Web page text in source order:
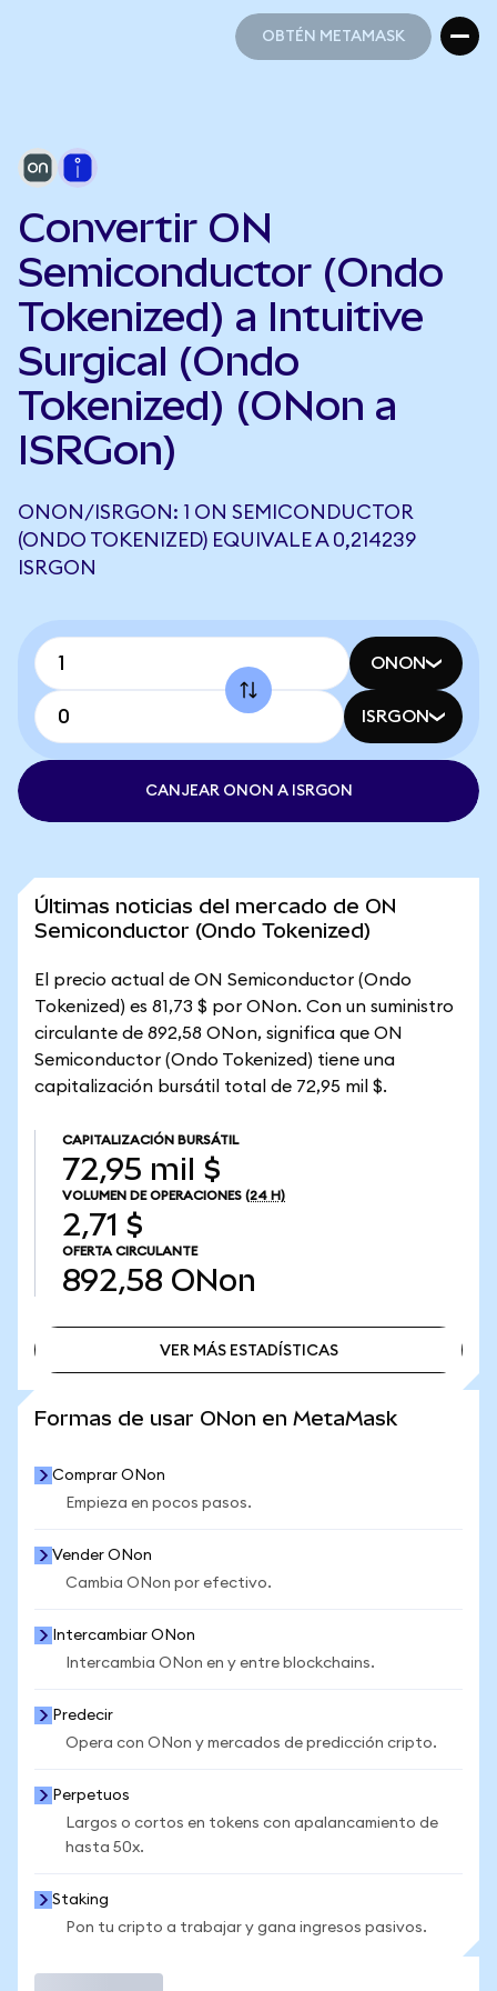
OBTÉN METAMASK
Convertir ON
Semiconductor (Ondo
Tokenized) a Intuitive
Surgical (Ondo
Tokenized) (ONon a
ISRGon)
ONON/ISRGON: 1 ON SEMICONDUCTOR
(ONDO TOKENIZED) EQUIVALE A 0,214239
ISRGON
ONON
ISRGON
CANJEAR ONON A ISRGON
Últimas noticias del mercado de ON
Semiconductor (Ondo Tokenized)
El precio actual de ON Semiconductor (Ondo
Tokenized) es 81,73 $ por ONon. Con un suministro
circulante de 892,58 ONon, significa que ON
Semiconductor (Ondo Tokenized) tiene una
capitalización bursátil total de 72,95 mil $.
CAPITALIZACIÓN BURSÁTIL
72,95 mil $
VOLUMEN DE OPERACIONES (24 H)
2,71 $
OFERTA CIRCULANTE
892,58 ONon
VER MÁS ESTADÍSTICAS
Formas de usar ONon en MetaMask
Comprar ONon
Empieza en pocos pasos.
Vender ONon
Cambia ONon por efectivo.
Intercambiar ONon
Intercambia ONon en y entre blockchains.
Predecir
Opera con ONon y mercados de predicción cripto.
Perpetuos
Largos o cortos en tokens con apalancamiento de
hasta 50x.
Staking
Pon tu cripto a trabajar y gana ingresos pasivos.